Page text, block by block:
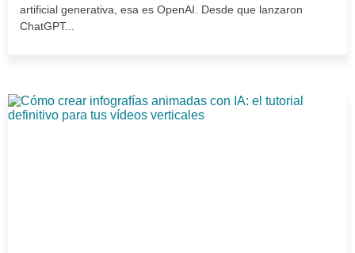
artificial generativa, esa es OpenAI. Desde que lanzaron
ChatGPT...